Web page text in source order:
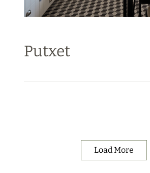
Putxet
Load More